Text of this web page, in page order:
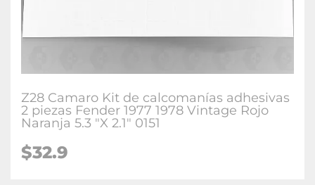
Z28 Camaro Kit de calcomanías adhesivas
2 piezas Fender 1977 1978 Vintage Rojo
Naranja 5.3 "X 2.1" 0151
$32.9